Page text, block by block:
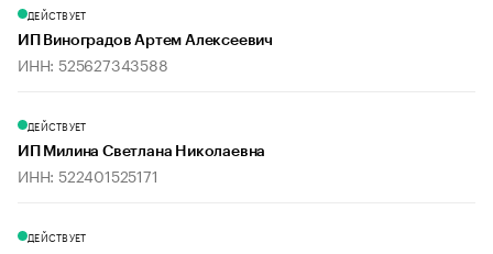
ДЕЙСТВУЕТ
ИП Виноградов Артем Алексеевич
ИНН: 525627343588
ДЕЙСТВУЕТ
ИП Милина Светлана Николаевна
ИНН: 522401525171
ДЕЙСТВУЕТ